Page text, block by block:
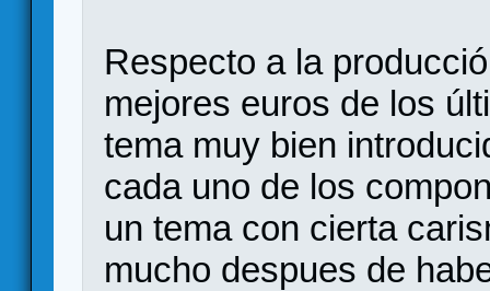
Respecto a la
mejores euros de los
tema muy bien
cada uno de los
un tema con cierta
mucho despues de